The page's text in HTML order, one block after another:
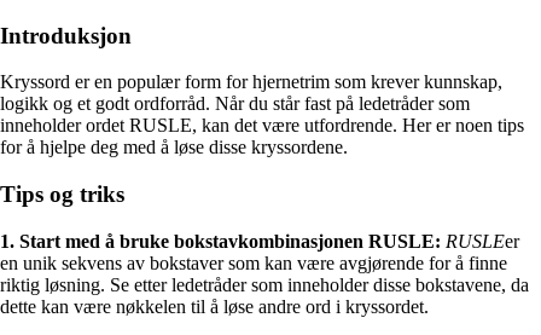
Introduksjon
Kryssord er en populær form for hjernetrim som krever kunnskap,
logikk og et godt ordforråd. Når du står fast på ledetråder som
inneholder ordet RUSLE, kan det være utfordrende. Her er noen tips
for å hjelpe deg med å løse disse kryssordene.
Tips og triks
1. Start med å bruke bokstavkombinasjonen RUSLE: RUSLEer
en unik sekvens av bokstaver som kan være avgjørende for å finne
riktig løsning. Se etter ledetråder som inneholder disse bokstavene, da
dette kan være nøkkelen til å løse andre ord i kryssordet.